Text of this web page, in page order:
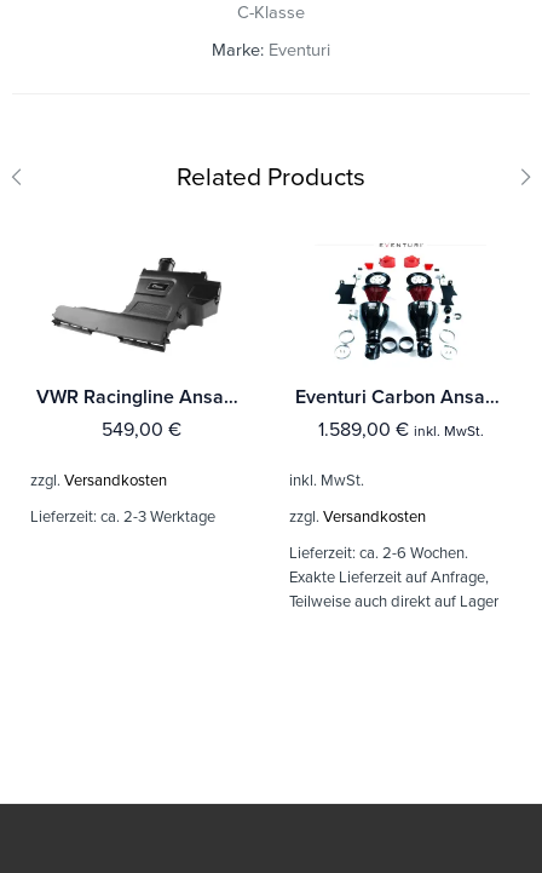
C-Klasse
Marke: Eventuri
Related Products
VWR Racingline Ansaugsystem / Airbox R600 für VAG 2.0 TSI 190 PS
549,00 €
zzgl. Versandkosten
Lieferzeit: ca. 2-3 Werktage
Eventuri Carbon Ansaugsystem für BMW E6x M5 M6
1.589,00 € inkl. MwSt.
inkl. MwSt.
zzgl. Versandkosten
Lieferzeit: ca. 2-6 Wochen.
Exakte Lieferzeit auf Anfrage,
Teilweise auch direkt auf Lager